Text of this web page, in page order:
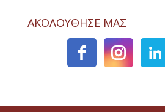
ΑΚΟΛΟΥΘΗΣΕ ΜΑΣ